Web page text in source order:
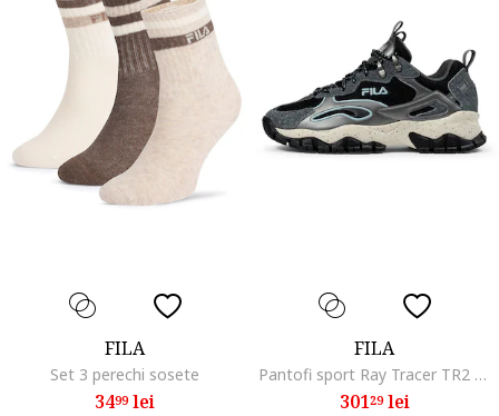
FILA
Set 3 perechi sosete
3499lei
FILA
Pantofi sport Ray Tracer TR2 cu garnituri de piele intoarsa, Negru/Gri inchis
30129lei